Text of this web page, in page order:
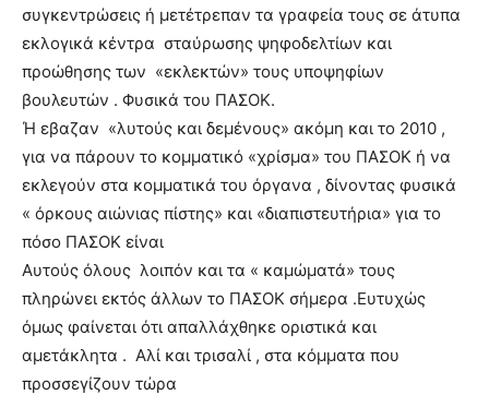
συγκεντρώσεις ή μετέτρεπαν τα γραφεία τους σε άτυπα
εκλογικά κέντρα σταύρωσης ψηφοδελτίων και
προώθησης των «εκλεκτών» τους υποψηφίων
βουλευτών . Φυσικά του ΠΑΣΟΚ.
Ή εβαζαν «λυτούς και δεμένους» ακόμη και το 2010 ,
για να πάρουν το κομματικό «χρίσμα» του ΠΑΣΟΚ ή να
εκλεγούν στα κομματικά του όργανα , δίνοντας φυσικά
« όρκους αιώνιας πίστης» και «διαπιστευτήρια» για το
πόσο ΠΑΣΟΚ είναι
Αυτούς όλους λοιπόν και τα « καμώματά» τους
πληρώνει εκτός άλλων το ΠΑΣΟΚ σήμερα .Ευτυχώς
όμως φαίνεται ότι απαλλάχθηκε οριστικά και
αμετάκλητα . Αλί και τρισαλί , στα κόμματα που
προσσεγίζουν τώρα